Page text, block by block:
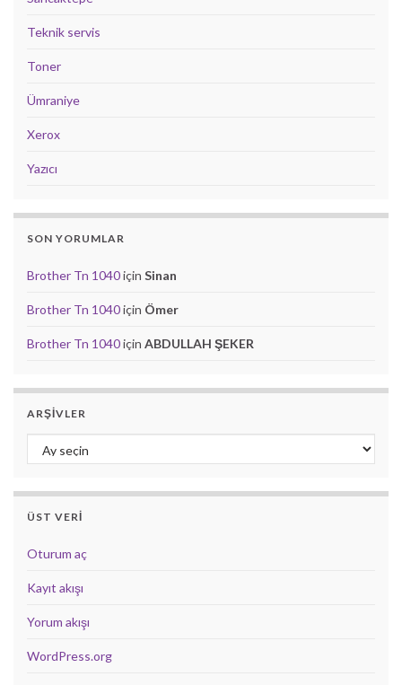
Teknik servis
Toner
Ümraniye
Xerox
Yazıcı
SON YORUMLAR
Brother Tn 1040için Sinan
Brother Tn 1040için Ömer
Brother Tn 1040için ABDULLAH ŞEKER
ARŞIVLER
Arşivler
ÜST VERI
Oturum aç
Kayıt akışı
Yorum akışı
WordPress.org